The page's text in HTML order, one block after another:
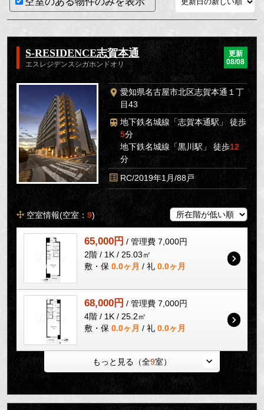
S-RESIDENCE志賀本通
エスレジデンスシガホンドオリ
更新
08/08
愛知県名古屋市北区志賀本通１丁
目43
地下鉄名城線「志賀本通駅」 徒歩
5分
地下鉄名城線「黒川駅」 徒歩12
分
RC/2019年1月/88戸
空室情報(空室：9)
65,000円 / 管理費 7,000円
2階 / 1K / 25.03㎡
敷・保 0.0ヶ月 / 礼 0.0ヶ月
68,000円 / 管理費 7,000円
4階 / 1K / 25.2㎡
敷・保 0.0ヶ月 / 礼 0.0ヶ月
もっと見る（全9室）